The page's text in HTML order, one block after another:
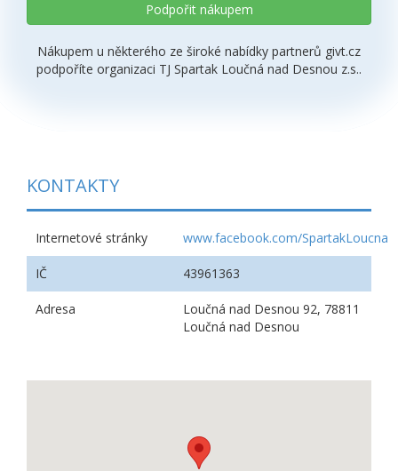
Podpořit nákupem
Nákupem u některého ze široké nabídky partnerů givt.cz
podpoříte organizaci TJ Spartak Loučná nad Desnou z.s..
KONTAKTY
Internetové stránky www.facebook.com/SpartakLoucna
IČ 43961363
Adresa
Loučná nad Desnou 92, 78811
Loučná nad Desnou